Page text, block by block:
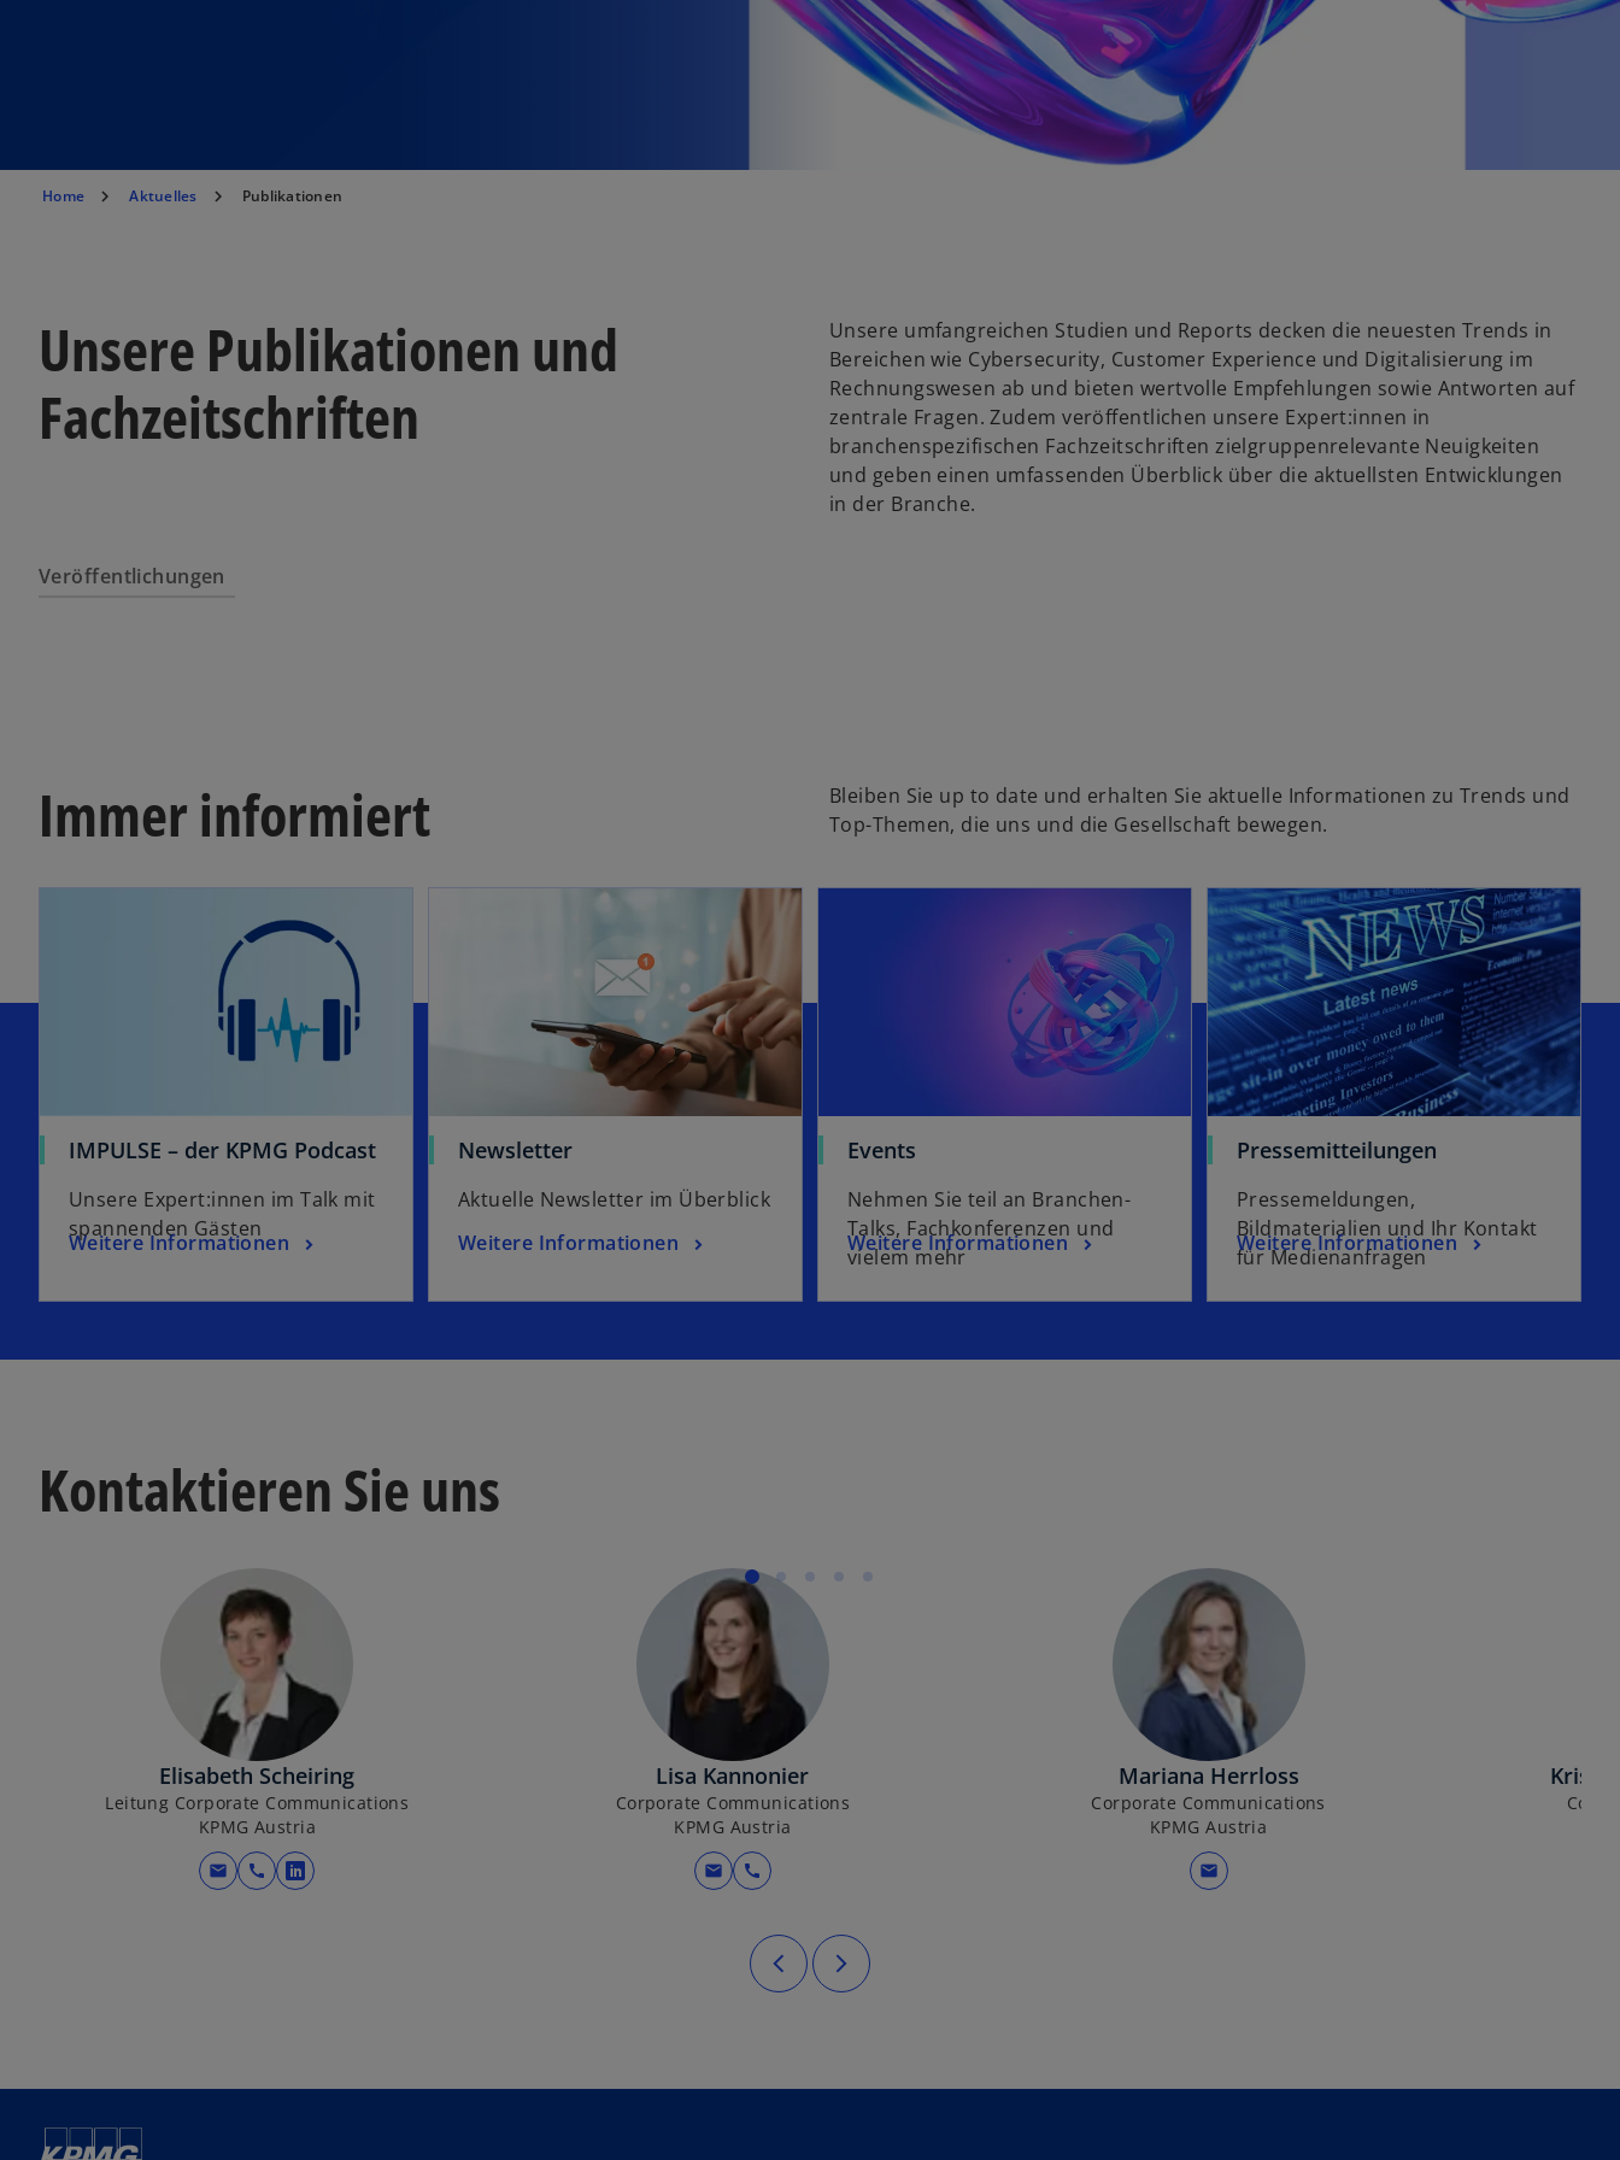
Home Aktuelles Publikationen
Unsere Publikationen und
Fachzeitschriften
Unsere umfangreichen Studien und Reports decken die neuesten Trends in
Bereichen wie Cybersecurity, Customer Experience und Digitalisierung im
Rechnungswesen ab und bieten wertvolle Empfehlungen sowie Antworten auf
zentrale Fragen. Zudem veröffentlichen unsere Expert:innen in
branchenspezifischen Fachzeitschriften zielgruppenrelevante Neuigkeiten
und geben einen umfassenden Überblick über die aktuellsten Entwicklungen
in der Branche.
Veröffentlichungen
Immer informiert
Bleiben Sie up to date und erhalten Sie aktuelle Informationen zu Trends und
Top-Themen, die uns und die Gesellschaft bewegen.
IMPULSE – der KPMG Podcast
Unsere Expert:innen im Talk mit
spannenden Gästen
Weitere Informationen
Newsletter
Aktuelle Newsletter im Überblick
Weitere Informationen
Events
Nehmen Sie teil an Branchen-
Talks, Fachkonferenzen und
vielem mehr
Weitere Informationen
Pressemitteilungen
Pressemeldungen,
Bildmaterialien und Ihr Kontakt
für Medienanfragen
Weitere Informationen
Kontaktieren Sie uns
Elisabeth Scheiring
Leitung Corporate Communications
KPMG Austria
mail call wird in einer neuen Registerkarte geöffnet
Lisa Kannonier
Corporate Communications
KPMG Austria
mail call
Mariana Herrloss
Corporate Communications
KPMG Austria
mail